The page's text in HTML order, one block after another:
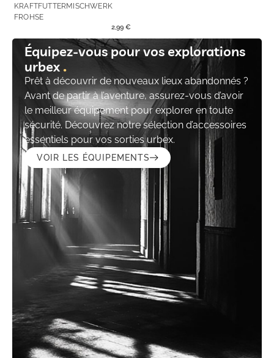
KRAFTFUTTERMISCHWERK
FROHSE
2,99 €
Équipez-vous pour vos explorations
urbex
Prêt à découvrir de nouveaux lieux abandonnés ?
Avant de partir à l’aventure, assurez-vous d’avoir
le meilleur équipement pour explorer en toute
sécurité. Découvrez notre sélection d’accessoires
essentiels pour vos sorties urbex.
VOIR LES ÉQUIPEMENTS